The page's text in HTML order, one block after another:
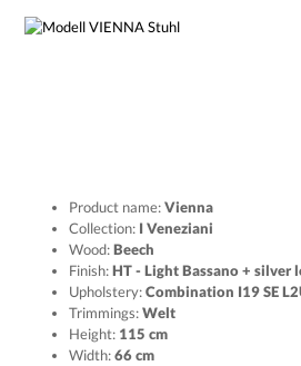
Product name:Vienna
Collection: I Veneziani
Wood:Beech
Finish:HT - Light Bassano + silver
Upholstery:Combination I19 SE
Trimmings:Welt
Height: 115 cm
Width:66 cm